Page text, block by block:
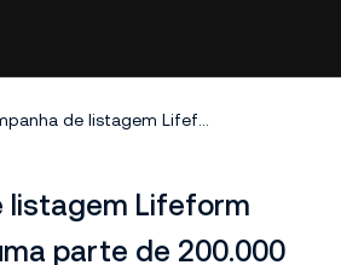
Campanha de listagem Lifeform (LFT), ganhe uma parte de 200.000 LFT!
listagem Lifeform
parte de 200.000